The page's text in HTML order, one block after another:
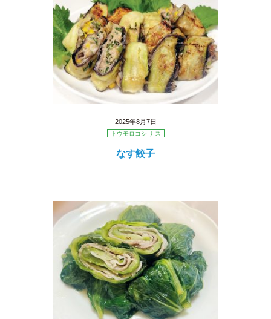
2025年8月7日
トウモロコシ ナス
なす餃子